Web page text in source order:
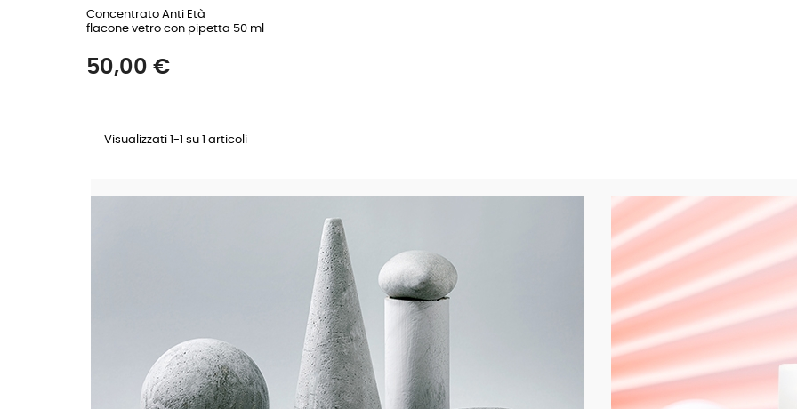
Concentrato Anti Età
flacone vetro con pipetta 50 ml
Prezzo
50,00 €
Visualizzati 1-1 su 1 articoli